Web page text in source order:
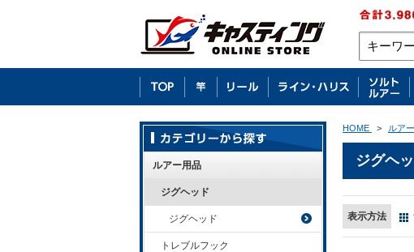
HOME > ルア
ジグヘ
表示方法
ルアー用品
ジグヘッド
ジグヘッド
トレブルフック